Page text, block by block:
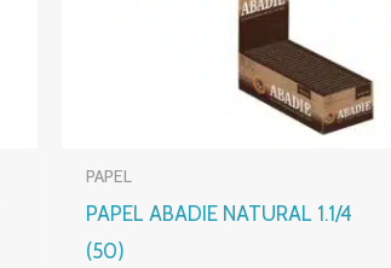
PAPEL
PAPEL ABADIE NATURAL 1.1/4
(50)